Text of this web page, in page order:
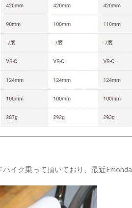
イク乗って頂いており、最近